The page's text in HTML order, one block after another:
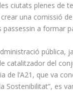
ciutats plenes de
una comissió
a formar
pública,
catalitzador del
de l’A21, que va
Sostenibilitat”, es